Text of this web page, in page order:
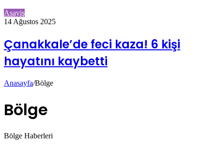
Asayiş
14 Ağustos 2025
Çanakkale’de feci kaza! 6 kişi
hayatını kaybetti
Anasayfa/Bölge
Bölge
Bölge Haberleri